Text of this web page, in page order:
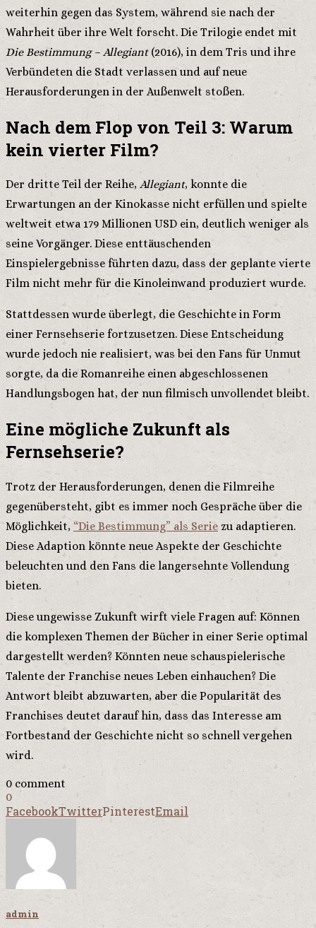
weiterhin gegen das System, während sie nach der
Wahrheit über ihre Welt forscht. Die Trilogie endet mit
Die Bestimmung – Allegiant(2016), in dem Tris und ihre
Verbündeten die Stadt verlassen und auf neue
Herausforderungen in der Außenwelt stoßen.
Nach dem Flop von Teil 3: Warum
kein vierter Film?
Der dritte Teil der Reihe, Allegiant, konnte die
Erwartungen an der Kinokasse nicht erfüllen und spielte
weltweit etwa 179 Millionen USD ein, deutlich weniger als
seine Vorgänger. Diese enttäuschenden
Einspielergebnisse führten dazu, dass der geplante vierte
Film nicht mehr für die Kinoleinwand produziert wurde.
Stattdessen wurde überlegt, die Geschichte in Form
einer Fernsehserie fortzusetzen. Diese Entscheidung
wurde jedoch nie realisiert, was bei den Fans für Unmut
sorgte, da die Romanreihe einen abgeschlossenen
Handlungsbogen hat, der nun filmisch unvollendet bleibt.
Eine mögliche Zukunft als
Fernsehserie?
Trotz der Herausforderungen, denen die Filmreihe
gegenübersteht, gibt es immer noch Gespräche über die
Möglichkeit, “Die Bestimmung” als Serie zu adaptieren.
Diese Adaption könnte neue Aspekte der Geschichte
beleuchten und den Fans die langersehnte Vollendung
bieten.
Diese ungewisse Zukunft wirft viele Fragen auf: Können
die komplexen Themen der Bücher in einer Serie optimal
dargestellt werden? Könnten neue schauspielerische
Talente der Franchise neues Leben einhauchen? Die
Antwort bleibt abzuwarten, aber die Popularität des
Franchises deutet darauf hin, dass das Interesse am
Fortbestand der Geschichte nicht so schnell vergehen
wird.
0 comment
0
FacebookTwitterPinterestEmail
admin